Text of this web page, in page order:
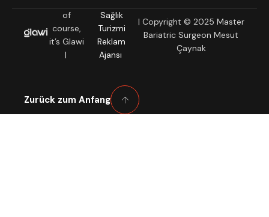
of
course,
it’s Glawi
|
Sağlık
Turizmi
Reklam
Ajansı
| Copyright © 2025 Master
Bariatric Surgeon Mesut
Çaynak
Zurück zum Anfang